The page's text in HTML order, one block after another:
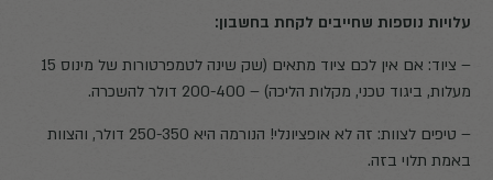
עלויות נוספות שחייבים לקחת בחשבון:
– ציוד: אם אין לכם ציוד מתאים (שק שינה לטמפרטורות של מינוס 15
מעלות, ביגוד טכני, מקלות הליכה) – 200-400 דולר להשכרה.
– טיפים לצוות: זה לא אופציונלי! הנורמה היא 250-350 דולר, והצוות
באמת תלוי בזה.